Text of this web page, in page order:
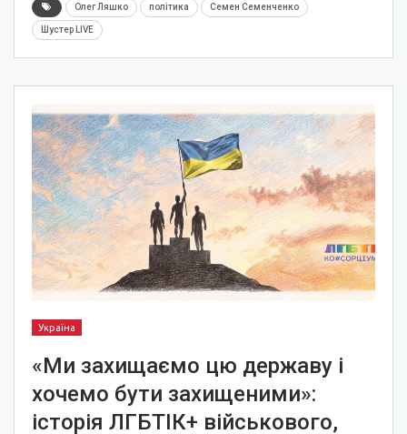
Олег Ляшко політика Семен Семенченко
Шустер LIVE
Україна
«Ми захищаємо цю державу і
хочемо бути захищеними»:
історія ЛГБТІК+ військового,